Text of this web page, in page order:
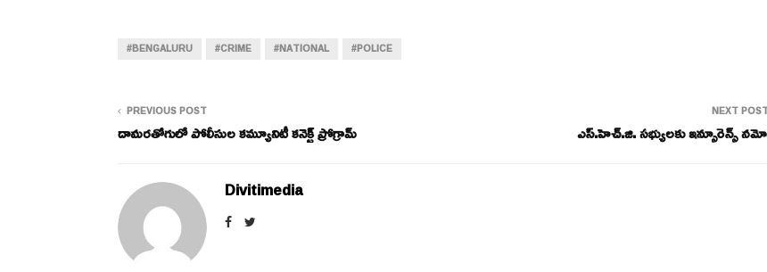
#BENGALURU #CRIME #NATIONAL #POLICE
PREVIOUS POST
దామరతోగులో పోలీసుల కమ్యూనిటీ కనెక్ట్ ప్రోగ్రామ్
NEXT
ఎస్.హెచ్.జి. సభ్యులకు ఇన్సూరెన్స్
Divitimedia